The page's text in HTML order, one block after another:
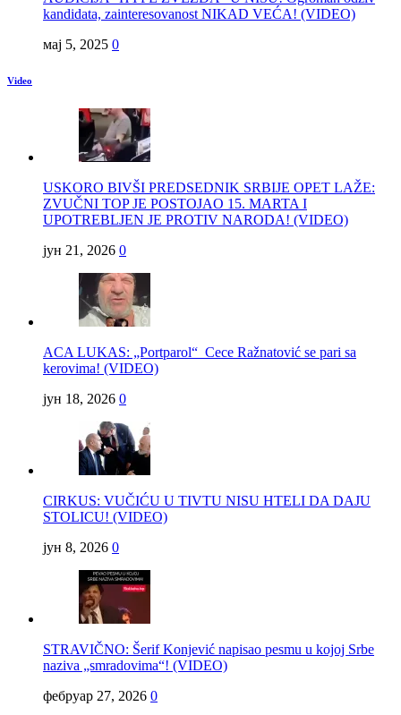
kandidata, zainteresovanost NIKAD VEĆA! (VIDEO)
мај 5, 2025 0
Video
USKORO BIVŠI PREDSEDNIK SRBIJE OPET LAŽE:
ZVUČNI TOP JE POSTOJAO 15. MARTA I
UPOTREBLJEN JE PROTIV NARODA! (VIDEO)
јун 21, 2026 0
ACA LUKAS: „Portparol“ Cece Ražnatović se pari sa
kerovima! (VIDEO)
јун 18, 2026 0
CIRKUS: VUČIĆU U TIVTU NISU HTELI DA DAJU
STOLICU! (VIDEO)
јун 8, 2026 0
STRAVIČNO: Šerif Konjević napisao pesmu u kojoj Srbe
naziva „smradovima“! (VIDEO)
фебруар 27, 2026 0